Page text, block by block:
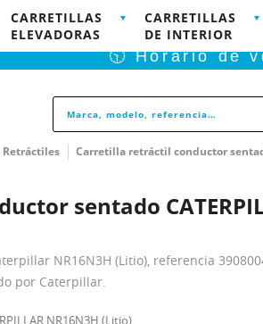
848 PRODUCTOS DISPONIBLES PARA
🕥 Horario de
CARRETILLAS
ELEVADORAS
CARRETILLAS
DE INTERIOR
Carretilla retráctil conductor
sentado
NR16N3H (Litio), referencia
por Caterpillar.